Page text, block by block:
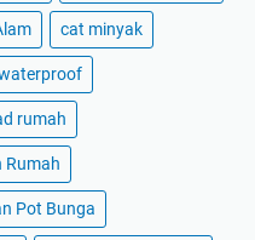
cat minyak
rumah
Rumah
Pot Bunga